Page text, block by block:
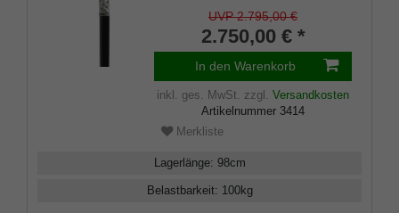
aus edlem, handpoliertem
Makassar-Ebenholz,
Wertanlage
UVP 2.795,00 €
2.750,00 € *
In den Warenkorb
inkl. ges. MwSt. zzgl. Versandkosten
Artikelnummer 3414
Merkliste
Lagerlänge: 98cm
Belastbarkeit: 100kg